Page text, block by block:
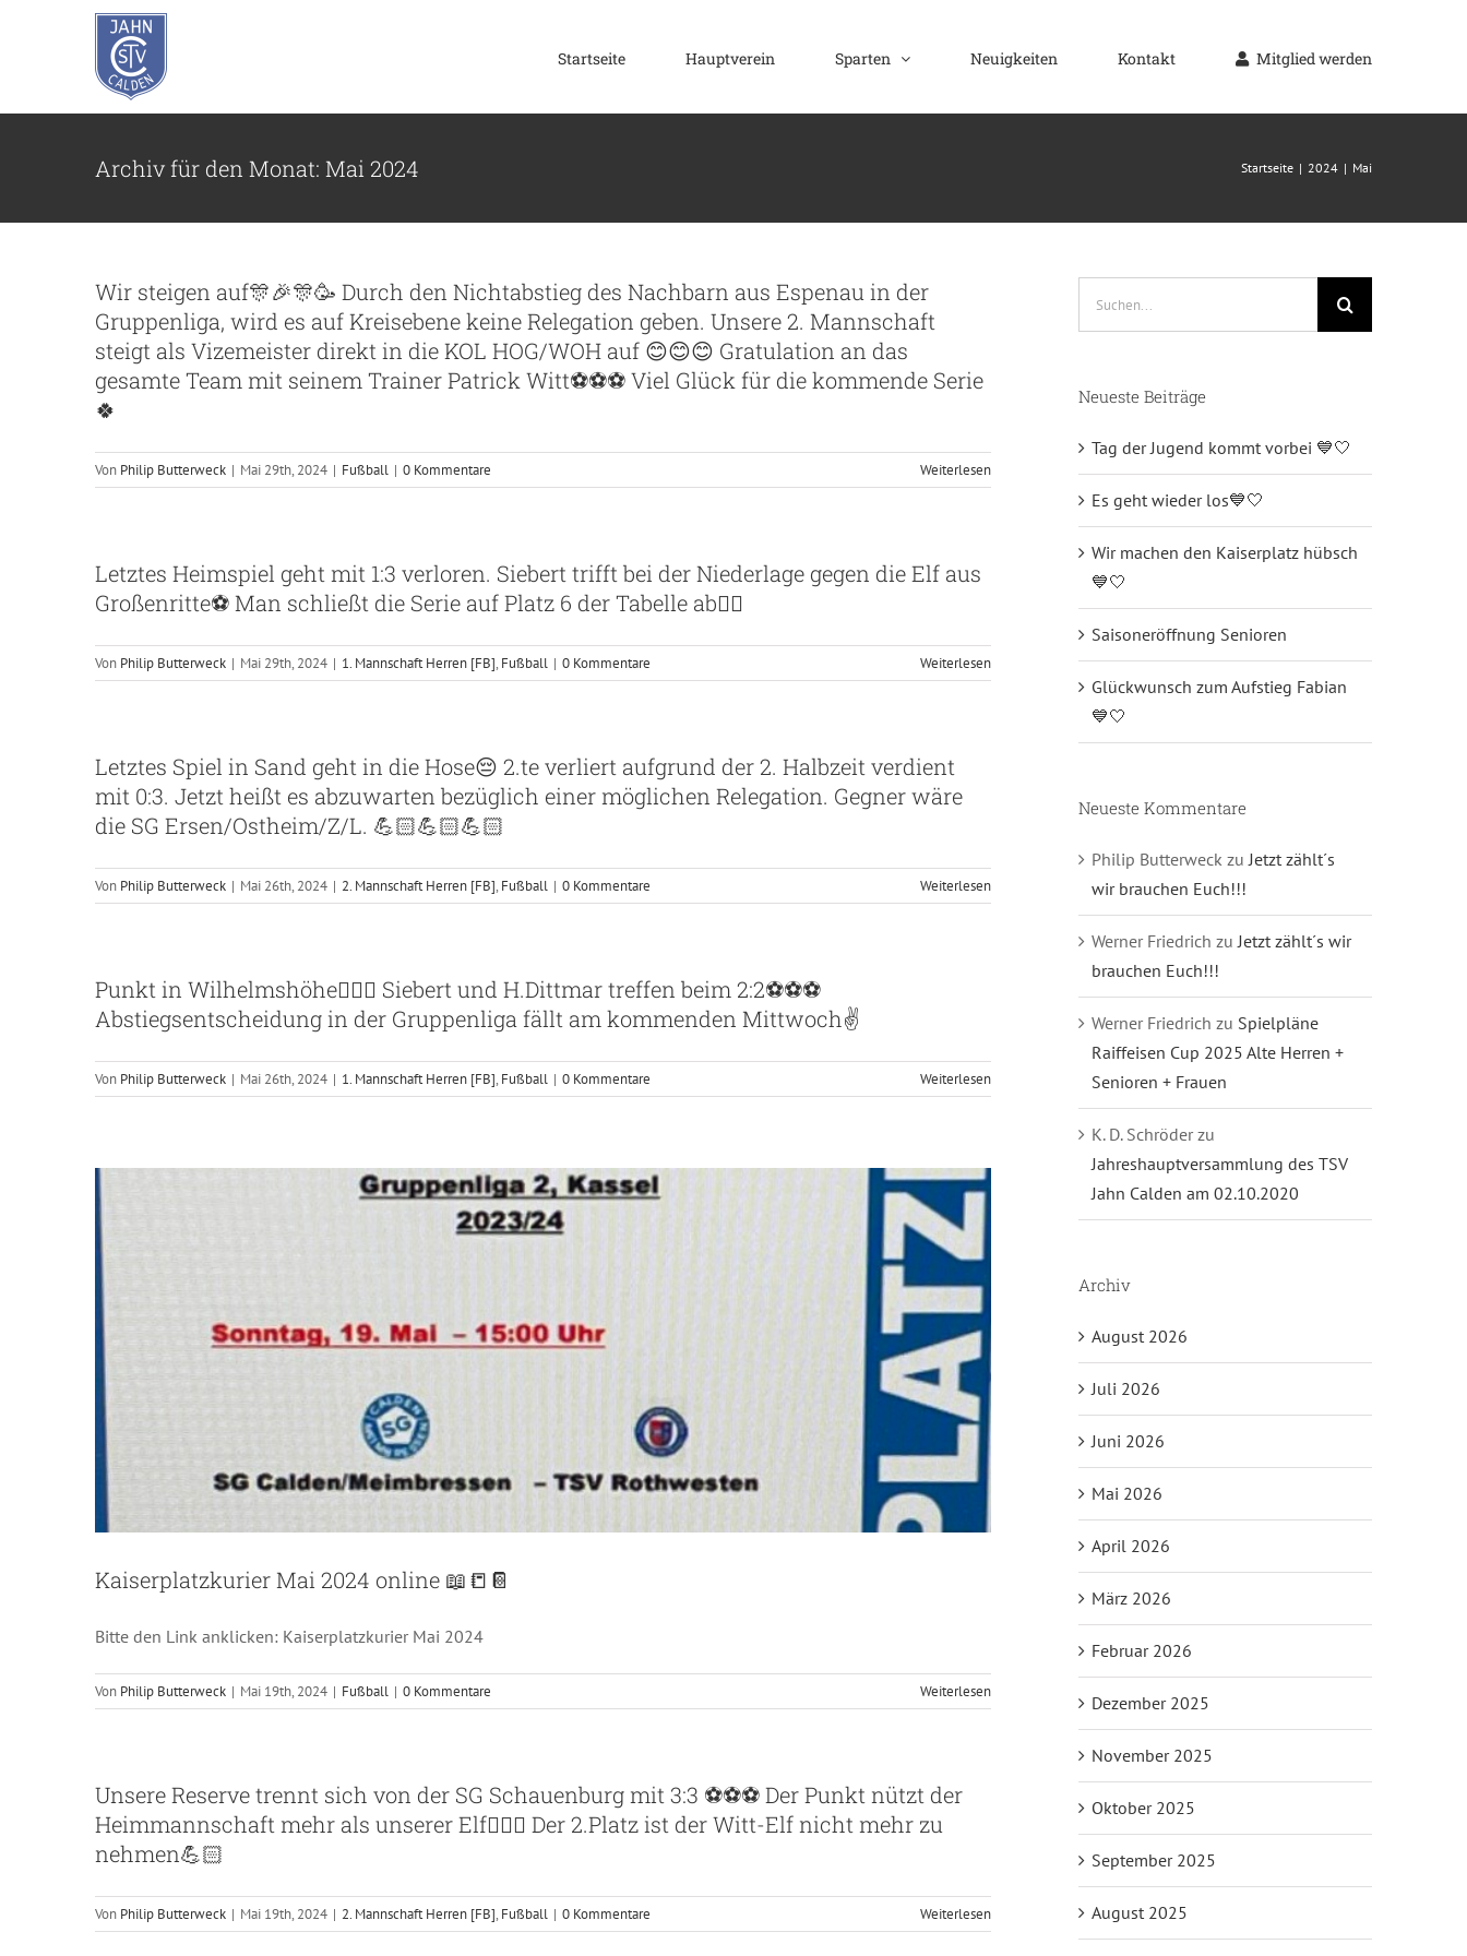
Startseite Hauptverein Sparten Neuigkeiten Kontakt Mitglied werden
Archiv für den Monat: Mai 2024 Startseite 2024 Mai
Wir steigen auf🎊🎉🎊🥳 Durch den Nichtabstieg des Nachbarn aus Espenau in der
Gruppenliga, wird es auf Kreisebene keine Relegation geben. Unsere 2. Mannschaft
steigt als Vizemeister direkt in die KOL HOG/WOH auf 😊😊😊 Gratulation an das
gesamte Team mit seinem Trainer Patrick Witt⚽️⚽️⚽️ Viel Glück für die kommende Serie
🍀
Von Philip Butterweck | Mai 29th, 2024 | Fußball | 0 Kommentare Weiterlesen
Letztes Heimspiel geht mit 1:3 verloren. Siebert trifft bei der Niederlage gegen die Elf aus
Großenritte⚽️ Man schließt die Serie auf Platz 6 der Tabelle ab✋🏻
Von Philip Butterweck | Mai 29th, 2024 | 1. Mannschaft Herren [FB], Fußball | 0 Kommentare Weiterlesen
Letztes Spiel in Sand geht in die Hose😔 2.te verliert aufgrund der 2. Halbzeit verdient
mit 0:3. Jetzt heißt es abzuwarten bezüglich einer möglichen Relegation. Gegner wäre
die SG Ersen/Ostheim/Z/L. 💪🏻💪🏻💪🏻
Von Philip Butterweck | Mai 26th, 2024 | 2. Mannschaft Herren [FB], Fußball | 0 Kommentare Weiterlesen
Punkt in Wilhelmshöhe🤷🏼‍♂️ Siebert und H.Dittmar treffen beim 2:2⚽️⚽️⚽️
Abstiegsentscheidung in der Gruppenliga fällt am kommenden Mittwoch✌️
Von Philip Butterweck | Mai 26th, 2024 | 1. Mannschaft Herren [FB], Fußball | 0 Kommentare Weiterlesen
Kaiserplatzkurier Mai 2024 online 📖📒📔
Fußball
Kaiserplatzkurier Mai 2024 online 📖📒📔
Bitte den Link anklicken: Kaiserplatzkurier Mai 2024
Von Philip Butterweck | Mai 19th, 2024 | Fußball | 0 Kommentare Weiterlesen
Unsere Reserve trennt sich von der SG Schauenburg mit 3:3 ⚽️⚽️⚽️ Der Punkt nützt der
Heimmannschaft mehr als unserer Elf🤷🏻‍♂️ Der 2.Platz ist der Witt-Elf nicht mehr zu
nehmen💪🏻
Von Philip Butterweck | Mai 19th, 2024 | 2. Mannschaft Herren [FB], Fußball | 0 Kommentare Weiterlesen
Unsere 2. Mannschaft ist am Ziel💪🏻💪🏻💪🏻 Mittwoch 3 Punkte gegen Zierenberg
Neueste Beiträge
Tag der Jugend kommt vorbei 💙🤍
Es geht wieder los💙🤍
Wir machen den Kaiserplatz hübsch
💙🤍
Saisoneröffnung Senioren
Glückwunsch zum Aufstieg Fabian
💙🤍
Neueste Kommentare
Philip Butterweck zu Jetzt zählt´s
wir brauchen Euch!!!
Werner Friedrich zu Jetzt zählt´s wir
brauchen Euch!!!
Werner Friedrich zu Spielpläne
Raiffeisen Cup 2025 Alte Herren +
Senioren + Frauen
K. D. Schröderzu
Jahreshauptversammlung des TSV
Jahn Calden am 02.10.2020
Archiv
August 2026
Juli 2026
Juni 2026
Mai 2026
April 2026
März 2026
Februar 2026
Dezember 2025
November 2025
Oktober 2025
September 2025
August 2025